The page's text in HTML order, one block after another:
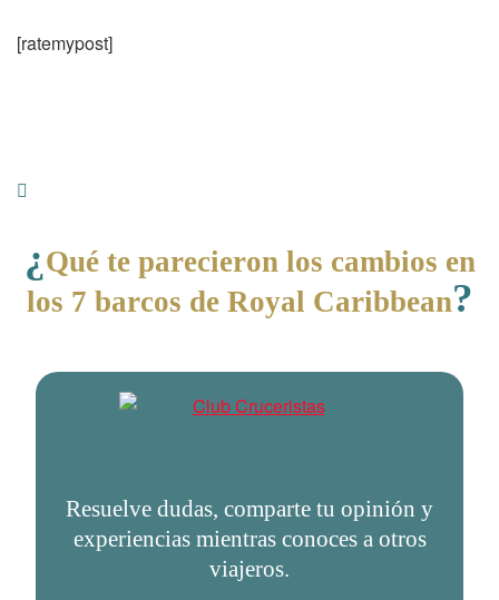
[ratemypost]
¿ Qué te parecieron los cambios en
los 7 barcos de Royal Caribbean?
Resuelve dudas, comparte tu opinión y
experiencias mientras conoces a otros
viajeros.